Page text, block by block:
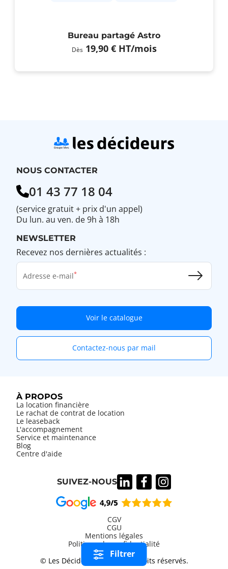
Bureau partagé Astro
Dès 19,90 € HT/mois
Filtrer
NOUS CONTACTER
01 43 77 18 04
(service gratuit + prix d'un appel)
Du lun. au ven. de 9h à 18h
NEWSLETTER
Recevez nos dernières actualités :
Adresse e-mail
Voir le catalogue
Contactez-nous par mail
À PROPOS
La location financière
Le rachat de contrat de location
Le leaseback
L'accompagnement
Service et maintenance
Blog
Centre d'aide
SUIVEZ-NOUS
Information
légales
CGV
CGU
Mentions légales
Politique de confidentialité
© Les Décideurs 2026, tous droits réservés.